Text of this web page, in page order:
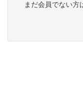
まだ会員でない方